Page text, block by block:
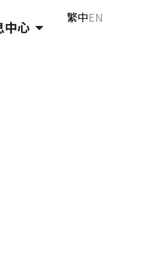
中心
繁中EN